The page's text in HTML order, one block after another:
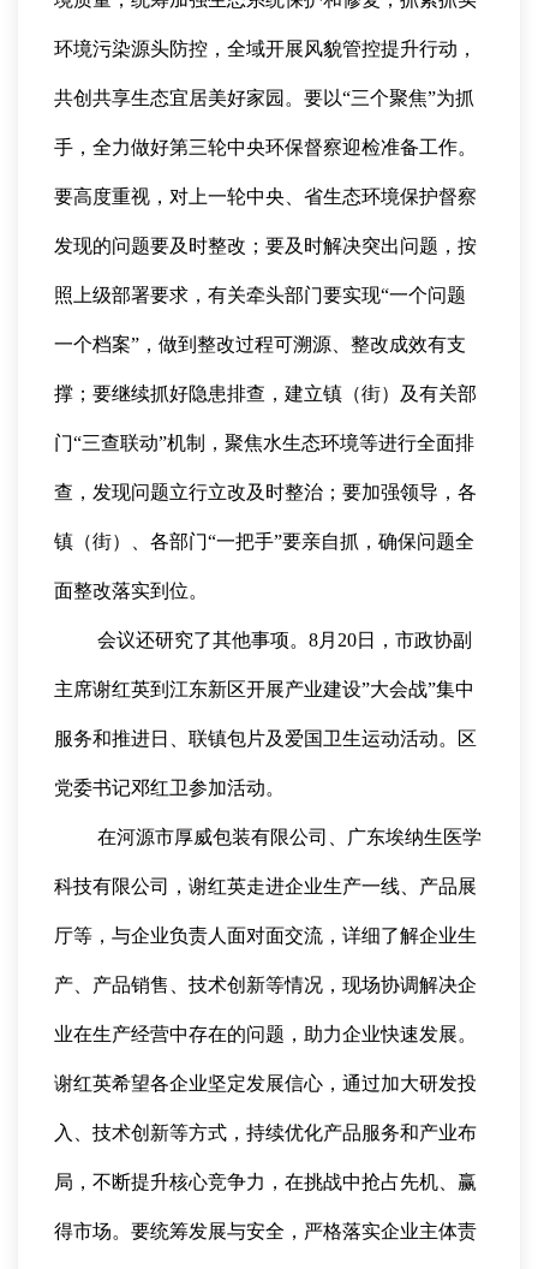
环境污染源头防控，全域开展风貌管控提升行动，
共创共享生态宜居美好家园。要以“三个聚焦”为抓
手，全力做好第三轮中央环保督察迎检准备工作。
要高度重视，对上一轮中央、省生态环境保护督察
发现的问题要及时整改；要及时解决突出问题，按
照上级部署要求，有关牵头部门要实现“一个问题
一个档案”，做到整改过程可溯源、整改成效有支
撑；要继续抓好隐患排查，建立镇（街）及有关部
门“三查联动”机制，聚焦水生态环境等进行全面排
查，发现问题立行立改及时整治；要加强领导，各
镇（街）、各部门“一把手”要亲自抓，确保问题全
面整改落实到位。
会议还研究了其他事项。8月20日，市政协副
主席谢红英到江东新区开展产业建设”大会战”集中
服务和推进日、联镇包片及爱国卫生运动活动。区
党委书记邓红卫参加活动。
在河源市厚威包装有限公司、广东埃纳生医学
科技有限公司，谢红英走进企业生产一线、产品展
厅等，与企业负责人面对面交流，详细了解企业生
产、产品销售、技术创新等情况，现场协调解决企
业在生产经营中存在的问题，助力企业快速发展。
谢红英希望各企业坚定发展信心，通过加大研发投
入、技术创新等方式，持续优化产品服务和产业布
局，不断提升核心竞争力，在挑战中抢占先机、赢
得市场。要统筹发展与安全，严格落实企业主体责